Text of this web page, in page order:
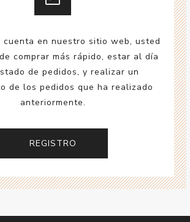
cuenta en nuestro sitio web, usted
comprar más rápido, estar al día
de pedidos, y realizar un
de los pedidos que ha realizado
anteriormente.